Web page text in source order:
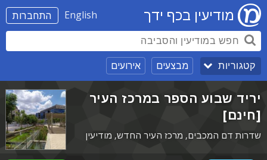
התחברות English מודיעין בכף ידך
קטגוריות מבצעים אירועים
יריד שבוע הספר במרכז העיר
[חינם]
שדרות דם המכבים, מרכז העיר החדש, מודיעין